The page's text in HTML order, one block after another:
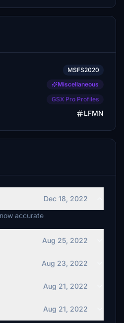
MSFS2020
Miscellaneous
GSX Pro Profiles
LFMN
Dec 18, 2022
accurate
Aug 25, 2022
Aug 23, 2022
Aug 21, 2022
Aug 21, 2022